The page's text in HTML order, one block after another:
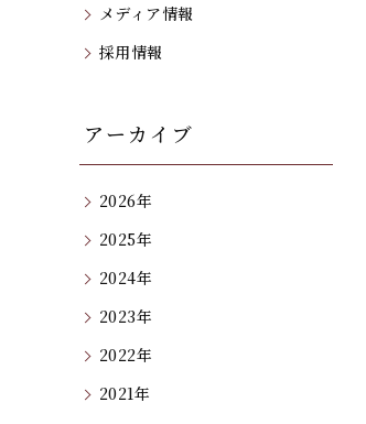
メディア情報
採用情報
アーカイブ
2026年
2025年
2024年
2023年
2022年
2021年